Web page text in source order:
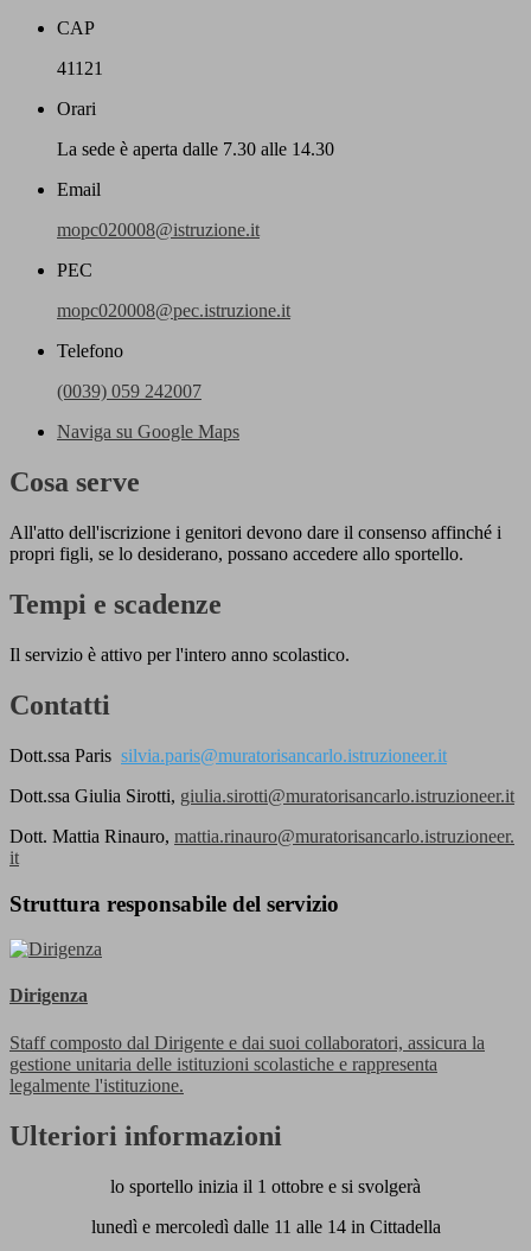
CAP
41121
Orari
La sede è aperta dalle 7.30 alle 14.30
Email
mopc020008@istruzione.it
PEC
mopc020008@pec.istruzione.it
Telefono
(0039) 059 242007
Naviga su Google Maps
Cosa serve
All'atto dell'iscrizione i genitori devono dare il consenso affinché i
propri figli, se lo desiderano, possano accedere allo sportello.
Tempi e scadenze
Il servizio è attivo per l'intero anno scolastico.
Contatti
Dott.ssa Paris silvia.paris@muratorisancarlo.istruzioneer.it
Dott.ssa Giulia Sirotti, giulia.sirotti@muratorisancarlo.istruzioneer.it
Dott. Mattia Rinauro, mattia.rinauro@muratorisancarlo.istruzioneer.
it
Struttura responsabile del servizio
Dirigenza
Staff composto dal Dirigente e dai suoi collaboratori, assicura la
gestione unitaria delle istituzioni scolastiche e rappresenta
legalmente l'istituzione.
Ulteriori informazioni
lo sportello inizia il 1 ottobre e si svolgerà
lunedì e mercoledì dalle 11 alle 14 in Cittadella